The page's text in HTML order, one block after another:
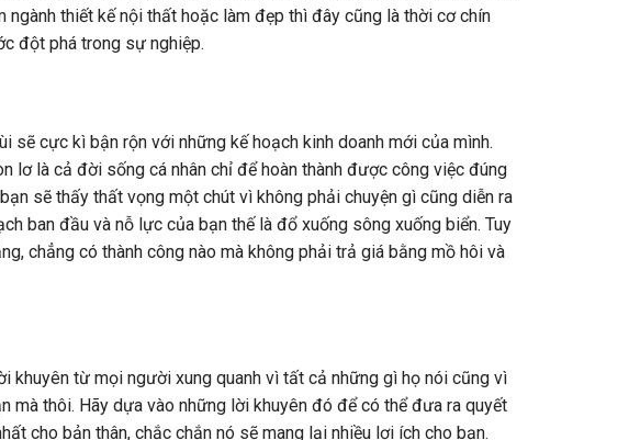
ngành thiết kế nội thất hoặc làm đẹp thì đây cũng là thời cơ chín
đột phá trong sự nghiệp.
sẽ cực kì bận rộn với những kế hoạch kinh doanh mới của mình.
lơ là cả đời sống cá nhân chỉ để hoàn thành được công việc đúng
sẽ thấy thất vọng một chút vì không phải chuyện gì cũng diễn ra
ban đầu và nỗ lực của bạn thế là đổ xuống sông xuống biển. Tuy
chẳng có thành công nào mà không phải trả giá bằng mồ hôi và
khuyên từ mọi người xung quanh vì tất cả những gì họ nói cũng vì
mà thôi. Hãy dựa vào những lời khuyên đó để có thể đưa ra quyết
cho bản thân, chắc chắn nó sẽ mang lại nhiều lợi ích cho bạn.